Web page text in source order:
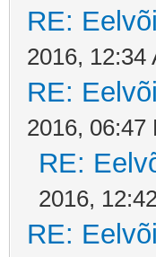
RE:
2016, 12:34
RE:
2016, 06:47
RE:
2016,
RE: